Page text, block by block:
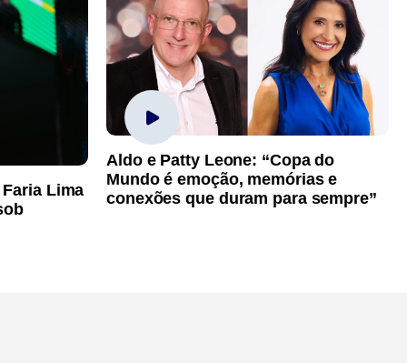
Lima
Aldo e Patty Leone: “Copa do
Mundo é emoção, memórias e
conexões que duram para sempre”